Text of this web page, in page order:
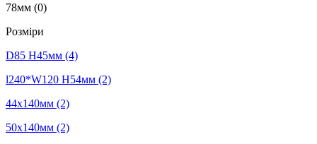
78мм (0)
Розміри
D85 H45мм (4)
l240*W120 H54мм (2)
44х140мм (2)
50х140мм (2)